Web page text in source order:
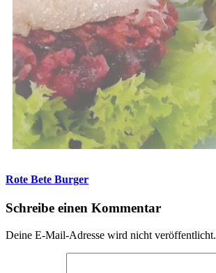
Rote Bete Burger
Schreibe einen Kommentar
Deine E-Mail-Adresse wird nicht veröffentlicht.